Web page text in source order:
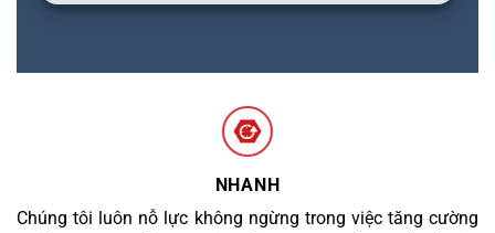
NHANH
Chúng tôi luôn nỗ lực không ngừng trong việc tăng cường